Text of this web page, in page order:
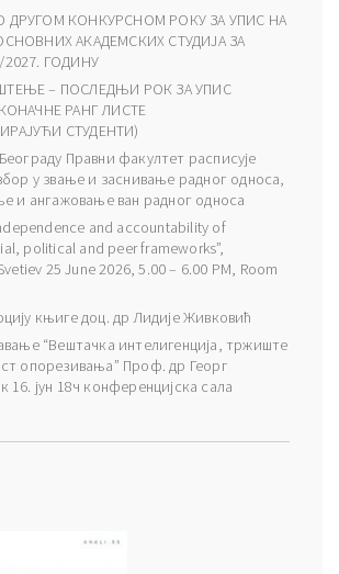
ДРУГОМ КОНКУРСНОМ РОКУ ЗА УПИС НА
АКАДЕМСКИХ СТУДИЈА ЗА
ГОДИНУ
– ПОСЛЕДЊИ РОК ЗА УПИС
РАНГ ЛИСТЕ
СТУДЕНТИ)
Правни факултет расписује
у звање и заснивање радног односа,
и ангажовање ван радног односа
and accountability of
political and peer frameworks”,
25 June 2026, 5.00 – 6.00 PM, Room
књиге доц. др Лидије Живковић
“Вештачка интелигенција, тржиште
опорезивања” Проф. др Георг
јун 18ч конференцијска сала